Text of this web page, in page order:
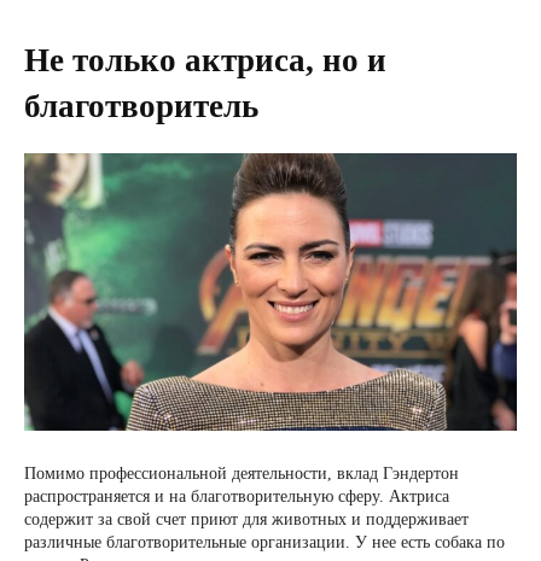
Не только актриса, но и
благотворитель
Помимо профессиональной деятельности, вклад Гэндертон
распространяется и на благотворительную сферу. Актриса
содержит за свой счет приют для животных и поддерживает
различные благотворительные организации. У нее есть собака по